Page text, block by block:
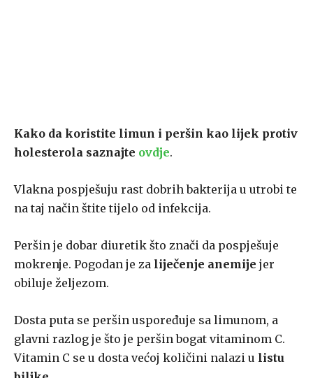
Kako da koristite limun i peršin kao lijek protiv
holesterola saznajte ovdje.
Vlakna pospješuju rast dobrih bakterija u utrobi te
na taj način štite tijelo od infekcija.
Peršin je dobar diuretik što znači da pospješuje
mokrenje. Pogodan je za liječenje anemije jer
obiluje željezom.
Dosta puta se peršin uspoređuje sa limunom, a
glavni razlog je što je peršin bogat vitaminom C.
Vitamin C se u dosta većoj količini nalazi u listu